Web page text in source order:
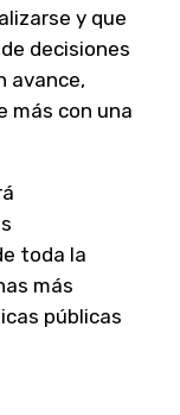
y que
decisiones
avance,
más con una
toda la
más
públicas